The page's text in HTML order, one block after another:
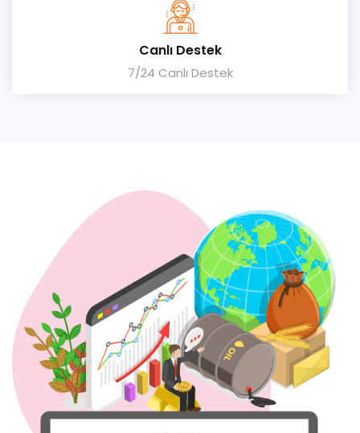
Canlı Destek
7/24 Canlı Destek